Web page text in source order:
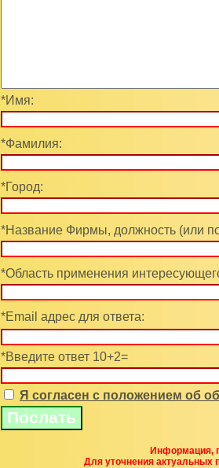
*Имя:
*Фамилия:
*Город:
*Название Фирмы, должность (или
*Область применения
*Email адрес для ответа:
*Введите ответ 10+2=
Я согласен с положением об
Информация,
Для уточнения актуальных